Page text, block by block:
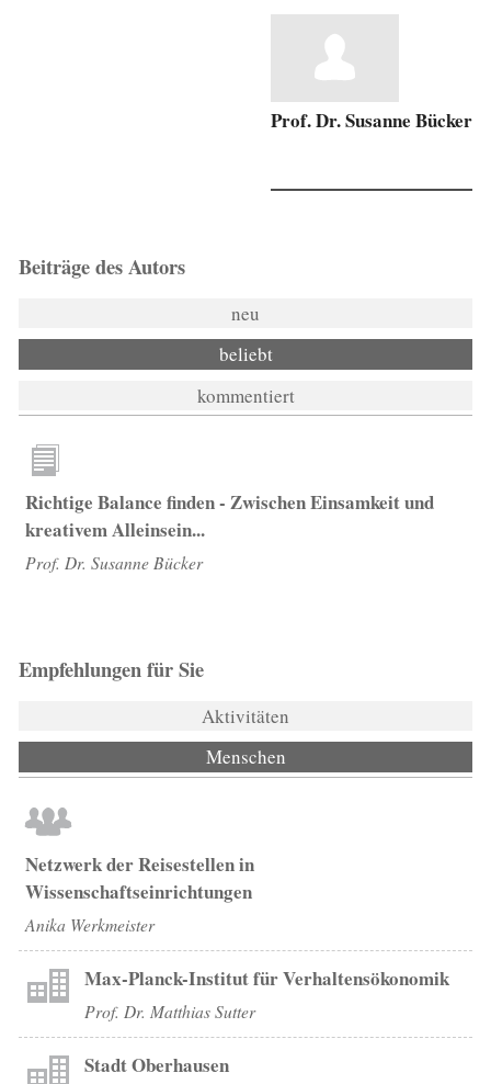
Prof. Dr. Susanne Bücker
Beiträge des Autors
neu
beliebt
kommentiert
Richtige Balance finden - Zwischen Einsamkeit und
kreativem Alleinsein...
Prof. Dr. Susanne Bücker
Empfehlungen für Sie
Aktivitäten
Menschen
Netzwerk der Reisestellen in
Wissenschaftseinrichtungen
Anika Werkmeister
Max-Planck-Institut für Verhaltensökonomik
Prof. Dr. Matthias Sutter
Stadt Oberhausen